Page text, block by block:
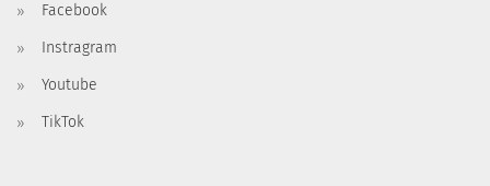
Facebook
Instragram
Youtube
TikTok